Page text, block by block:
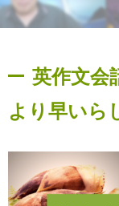
英作文会
より早いら